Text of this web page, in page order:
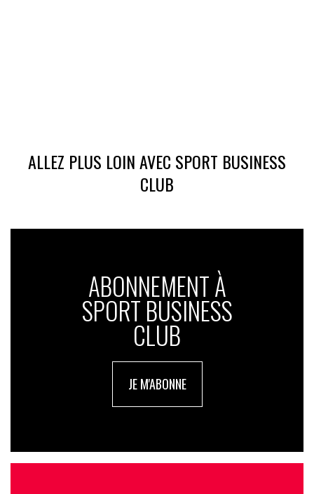
ALLEZ PLUS LOIN AVEC SPORT BUSINESS
CLUB
ABONNEMENT À
SPORT BUSINESS
CLUB
JE M'ABONNE